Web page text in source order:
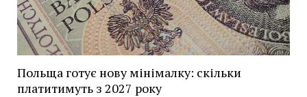
Польща готує нову мінімалку: скільки
платитимуть з 2027 року